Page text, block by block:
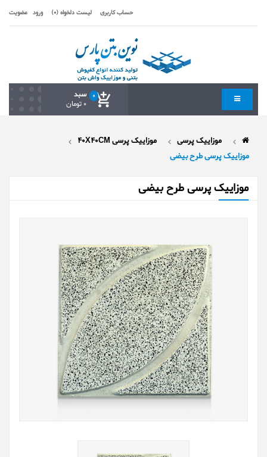
حساب کاربری لیست دلخواه (0) ورود عضویت
سبد 0
0 تومان
موزاییک پرسی
موزاییک پرسی 40X40CM
موزاییک پرسی طرح بیضی
موزاییک پرسی طرح بیضی